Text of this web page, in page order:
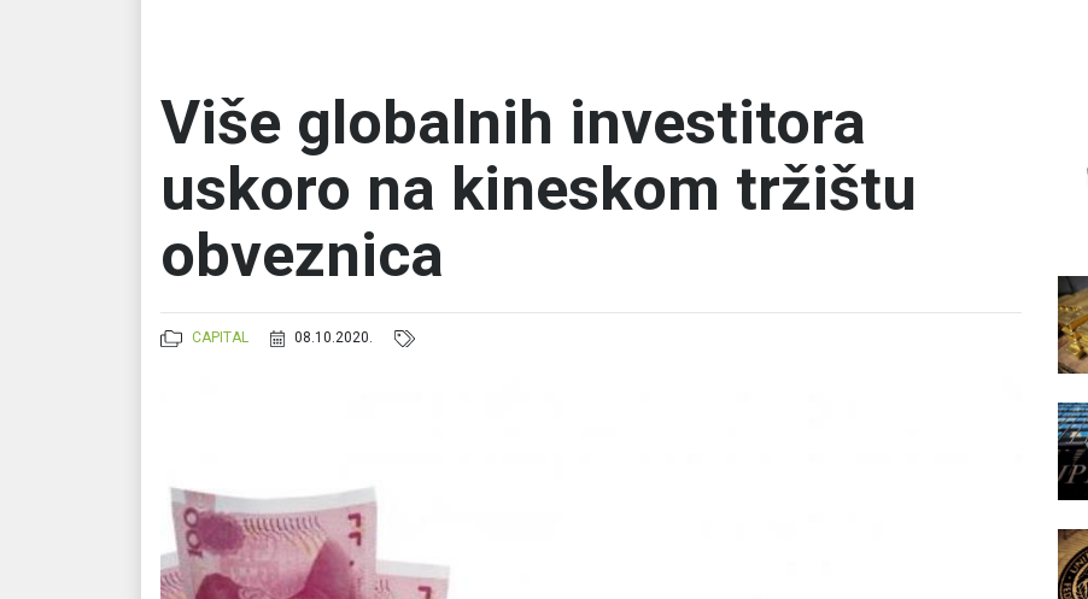
Više globalnih investitora
uskoro na kineskom tržištu
obveznica
CAPITAL 08.10.2020.